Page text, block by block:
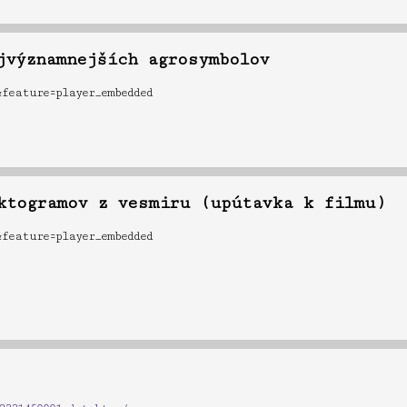
agrosymbolov
z vesmiru (upútavka k filmu)